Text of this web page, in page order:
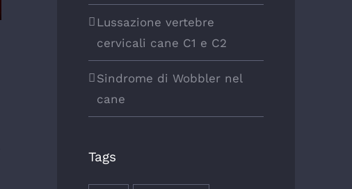
Lussazione vertebre
cervicali cane C1 e C2
Sindrome di Wobbler nel
cane
Tags